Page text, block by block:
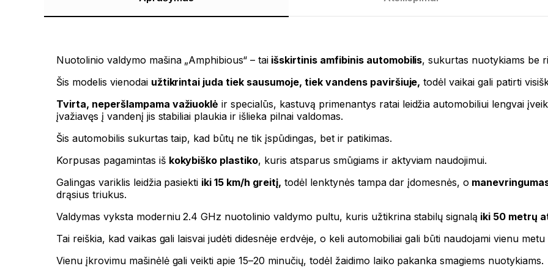
Nuotolinio valdymo mašina „Amphibious“ – tai išskirtinis amfibinis automobilis, sukurtas nuotykiams be
Šis modelis vienodai užtikrintai juda tiek sausumoje, tiek vandens paviršiuje, todėl vaikai gali patirti
Tvirta, neperšlampama važiuoklė ir specialūs, kastuvą primenantys ratai leidžia automobiliui lengvai
įvažiavęs į vandenį jis stabiliai plaukia ir išlieka pilnai valdomas.
Šis automobilis sukurtas taip, kad būtų ne tik įspūdingas, bet ir patikimas.
Korpusas pagamintas iš kokybiško plastiko, kuris atsparus smūgiams ir aktyviam naudojimui.
Galingas variklis leidžia pasiekti iki 15 km/h greitį, todėl lenktynės tampa dar įdomesnės, o
drąsius triukus.
Valdymas vyksta moderniu 2.4 GHz nuotolinio valdymo pultu, kuris užtikrina stabilų signalą iki 50 metrų
Tai reiškia, kad vaikas gali laisvai judėti didesnėje erdvėje, o keli automobiliai gali būti naudojami vienu metu
Vienu įkrovimu mašinėlė gali veikti apie 15–20 minučių, todėl žaidimo laiko pakanka smagiems nuotykiams.